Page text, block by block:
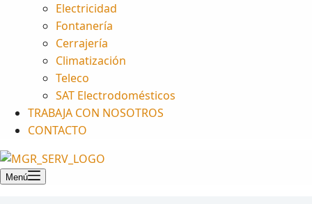
Electricidad
Fontanería
Cerrajería
Climatización
Teleco
SAT Electrodomésticos
TRABAJA CON NOSOTROS
CONTACTO
Menú